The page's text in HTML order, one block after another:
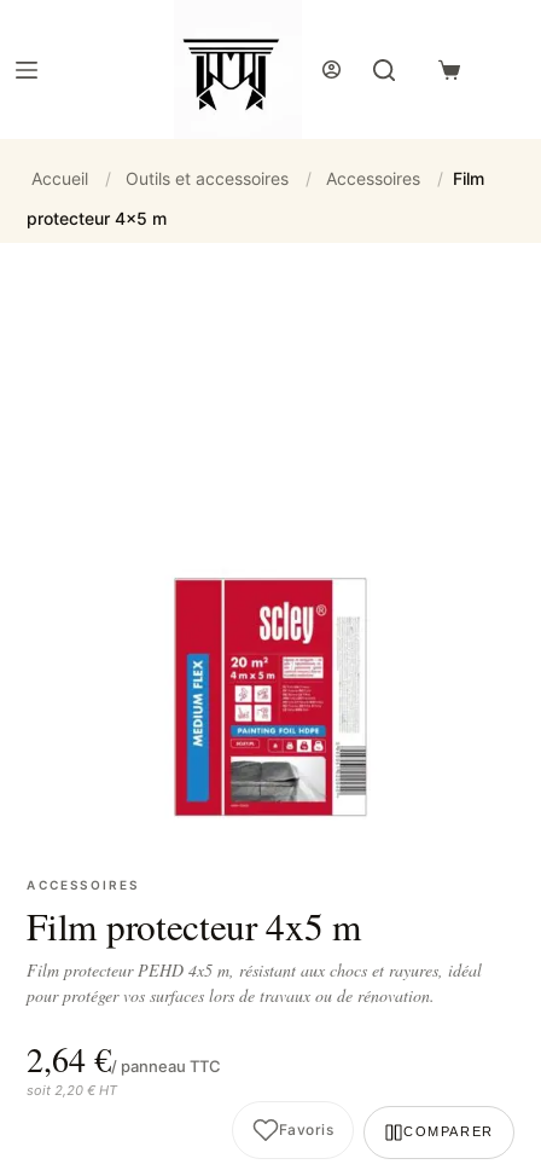
Panier
Accueil / Outils et accessoires / Accessoires / Film
protecteur 4x5 m
ACCESSOIRES
Film protecteur 4x5 m
Film protecteur PEHD 4x5 m, résistant aux chocs et rayures, idéal
pour protéger vos surfaces lors de travaux ou de rénovation.
2,64 €/ panneau TTC
soit 2,20 € HT
Favoris COMPARER